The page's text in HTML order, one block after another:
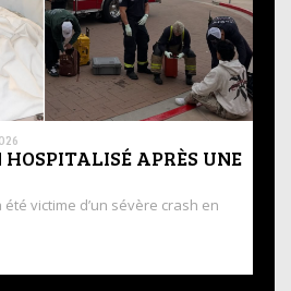
APRÈS UNE
victime d’un sévère crash en